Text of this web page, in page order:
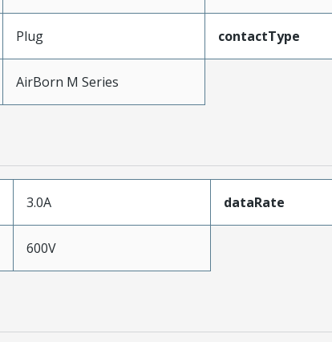
Plug contactType
AirBorn M Series
3.0A dataRate
600V